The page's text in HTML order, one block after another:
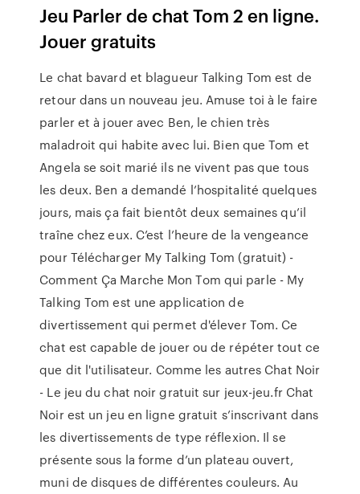
Jeu Parler de chat Tom 2 en ligne.
Jouer gratuits
Le chat bavard et blagueur Talking Tom est de
retour dans un nouveau jeu. Amuse toi à le faire
parler et à jouer avec Ben, le chien très
maladroit qui habite avec lui. Bien que Tom et
Angela se soit marié ils ne vivent pas que tous
les deux. Ben a demandé l’hospitalité quelques
jours, mais ça fait bientôt deux semaines qu’il
traîne chez eux. C’est l’heure de la vengeance
pour Télécharger My Talking Tom (gratuit) -
Comment Ça Marche Mon Tom qui parle - My
Talking Tom est une application de
divertissement qui permet d'élever Tom. Ce
chat est capable de jouer ou de répéter tout ce
que dit l'utilisateur. Comme les autres Chat Noir
- Le jeu du chat noir gratuit sur jeux-jeu.fr Chat
Noir est un jeu en ligne gratuit s’inscrivant dans
les divertissements de type réflexion. Il se
présente sous la forme d’un plateau ouvert,
muni de disques de différentes couleurs. Au